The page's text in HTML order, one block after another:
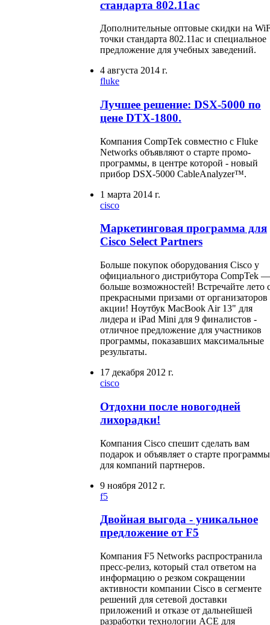
стандарта 802.11ас
Дополнительные оптовые скидки на
точки стандарта 802.11ас и специальное
предложение для учебных заведений.
4 августа 2014 г.
fluke
Лучшее решение: DSX-5000 по
цене DTX-1800.
Компания CompTek совместно с Fluke
Networks объявляют о старте промо-
программы, в центре которой - новый
прибор DSX-5000 CableAnalyzer™.
1 марта 2014 г.
cisco
Маркетинговая программа для
Cisco Select Partners
Больше покупок оборудования Cisco у
официального дистрибутора CompTek —
больше возможностей! Встречайте лето
прекрасными призами от организаторов
акции! Ноутбук MacBook Air 13" для
лидера и iPad Mini для 9 финалистов -
отличное предложение для участников
программы, показавших максимальные
результаты.
17 декабря 2012 г.
cisco
Отдохни после новогодней
лихорадки!
Компания Cisco спешит сделать вам
подарок и объявляет о старте программы
для компаний партнеров.
9 ноября 2012 г.
f5
Двойная выгода - уникальное
предложение от F5
Компания F5 Networks распространила
пресс-релиз, который стал ответом на
информацию о резком сокращении
активности компании Cisco в сегменте
решений для сетевой доставки
приложений и отказе от дальнейшей
разработки технологии ACE для